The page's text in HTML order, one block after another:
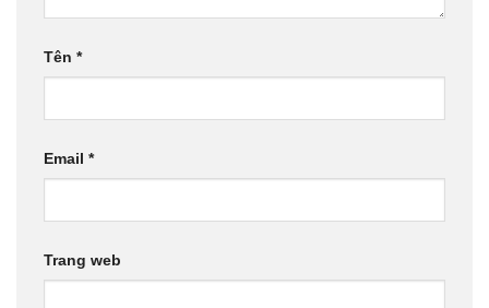
Tên *
Email *
Trang web